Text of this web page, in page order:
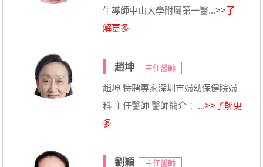
生導師中山大學附屬第一醫...>>了
解更多
趙坤 主任醫師
趙坤 特聘專家深圳市婦幼保健院婦
科 主任醫師 醫師簡介： ...>>了解更
多
劉穎 主任醫師